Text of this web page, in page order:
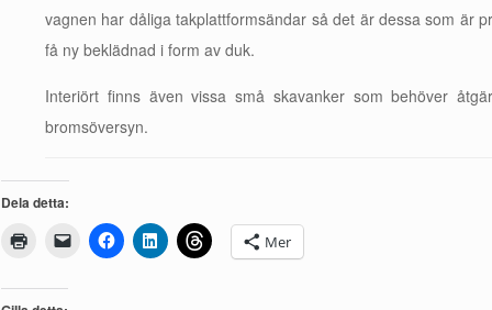
vagnen har dåliga takplattformsändar så det är dessa som är
få ny beklädnad i form av duk.
Interiört finns även vissa små skavanker som behöver
bromsöversyn.
Dela detta:
Mer